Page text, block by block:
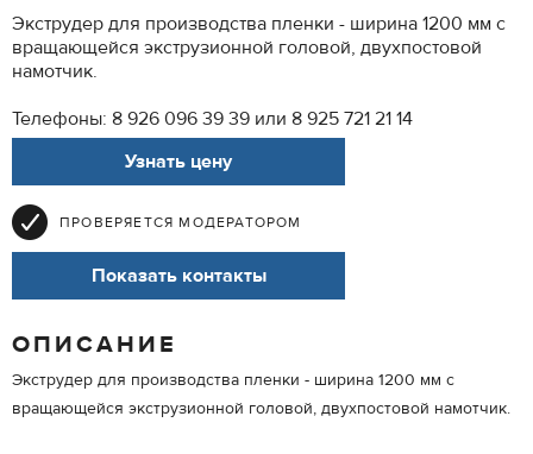
Экструдер для производства пленки - ширина 1200 мм с
вращающейся экструзионной головой, двухпостовой
намотчик.
Телефоны: 8 926 096 39 39 или 8 925 721 21 14
Узнать цену
ПРОВЕРЯЕТСЯ МОДЕРАТОРОМ
Показать контакты
ОПИСАНИЕ
Экструдер для производства пленки - ширина 1200 мм с
вращающейся экструзионной головой, двухпостовой намотчик.